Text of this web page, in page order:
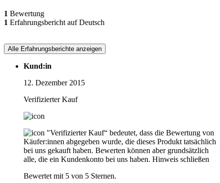
1 Bewertung
1 Erfahrungsbericht auf Deutsch
Alle Erfahrungsberichte anzeigen
Kund:in
12. Dezember 2015
Verifizierter Kauf
"Verifizierter Kauf“ bedeutet, dass die Bewertung von
Käufer:innen abgegeben wurde, die dieses Produkt tatsächlich
bei uns gekauft haben. Bewerten können aber grundsätzlich
alle, die ein Kundenkonto bei uns haben. Hinweis schließen
Bewertet mit 5 von 5 Sternen.